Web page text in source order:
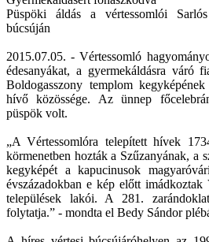
Püspöki áldás a vértessomlói
búcsúján
2015.07.05. - Vértessomló
édesanyákat, a gyermekáldásra váró
Boldogasszony templom
hívő közössége. Az ünnep
püspök volt.
„A Vértessomlóra telepített hívek
körmenetben hozták a Szűzanyának, a
kegyképét a kapucinusok
évszázadokban e kép előtt
települések lakói. A 281.
folytatja.” - mondta el Bedy Sándor